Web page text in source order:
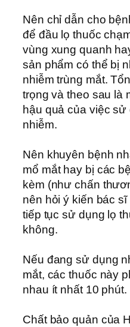
Nên chỉ dẫn cho
để đầu lọ thuốc
vùng xung quanh
sản phẩm có thể bị
nhiễm trùng mắt.
trọng và theo sau là
hậu quả của việc
nhiễm.
Nên khuyên bệnh
mổ mắt hay bị các
kèm (như chấn
nên hỏi ý kiến bác
tiếp tục sử dụng lọ
không.
Nếu đang sử dụng
mắt, các thuốc này
nhau ít nhất 10 phút.
Chất bảo quản của